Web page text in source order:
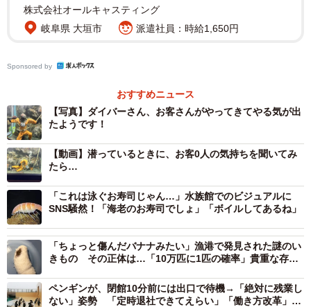
した。
いまから約100年前の明治31（1898）年に種市（平内）沖
で座礁した貨客船の解体引き揚げ工事のために、房州（千
葉）から来た潜水夫が、素潜りしか知らなかった住民にヘ
ルメット式の潜水技術を伝授したのが、南部もぐりの始ま
りだと言われています。
――この動画が撮られたときは？
「SNS担当者が、南部潜り実演後に撮影しました。土日限
定の実演を見られないみなさんに向けて、実演の雰囲気を
楽しんでもらうために撮影したものになります。冬は人が
来ない閑散期となるので、実演見学者0人の時もあるという
悲しい事実も盛り込みつつ、南部潜りの潜水服の重さを見
株式会社オールキャスティング
岐阜県 大垣市
派遣社員：時給1,650円
Sponsored by
おすすめニュース
【写真】ダイバーさん、お客さんがやってきてやる気が出
たようです！
【動画】潜っているときに、お客0人の気持ちを聞いてみ
たら…
「これは泳ぐお寿司じゃん…」水族館でのビジュアルに
SNS騒然！「海老のお寿司でしょ」「ボイルしてあるね」
「ちょっと傷んだバナナみたい」漁港で発見された謎のい
きもの その正体は…「10万匹に1匹の確率」貴重な存在
ペンギンが、閉館10分前には出口で待機→「絶対に残業し
ない」姿勢 「定時退社できてえらい」「働き方改革」と